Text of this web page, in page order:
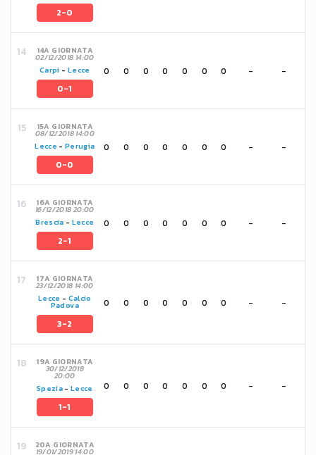
2-0
14A GIORNATA
02/12/2018 14:00
Carpi - Lecce
0-1
0 0 0 0 0 0 0 - -
15A GIORNATA
08/12/2018 14:00
Lecce -Perugia
0-0
0 0 0 0 0 0 0 - -
16A GIORNATA
16/12/2018 20:00
Brescia - Lecce
2-1
0 0 0 0 0 0 0 - -
17A GIORNATA
23/12/2018 14:00
Lecce - Calcio
Padova
3-2
0 0 0 0 0 0 0 - -
19A GIORNATA
30/12/2018
20:00
Spezia -Lecce
1-1
0 0 0 0 0 0 0 - -
20A GIORNATA
19/01/2019 14:00